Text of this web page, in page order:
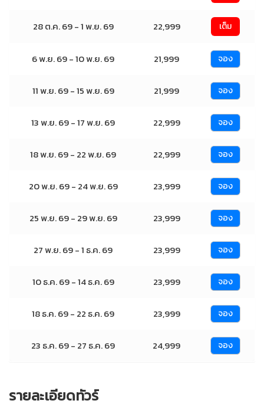
28 ต.ค. 69 - 1 พ.ย. 69 22,999 เต็ม
6 พ.ย. 69 - 10 พ.ย. 69 21,999 จอง
11 พ.ย. 69 - 15 พ.ย. 69 21,999 จอง
13 พ.ย. 69 - 17 พ.ย. 69 22,999 จอง
18 พ.ย. 69 - 22 พ.ย. 69 22,999 จอง
20 พ.ย. 69 - 24 พ.ย. 69 23,999 จอง
25 พ.ย. 69 - 29 พ.ย. 69 23,999 จอง
27 พ.ย. 69 - 1 ธ.ค. 69 23,999 จอง
10 ธ.ค. 69 - 14 ธ.ค. 69 23,999 จอง
18 ธ.ค. 69 - 22 ธ.ค. 69 23,999 จอง
23 ธ.ค. 69 - 27 ธ.ค. 69 24,999 จอง
รายละเอียดทัวร์